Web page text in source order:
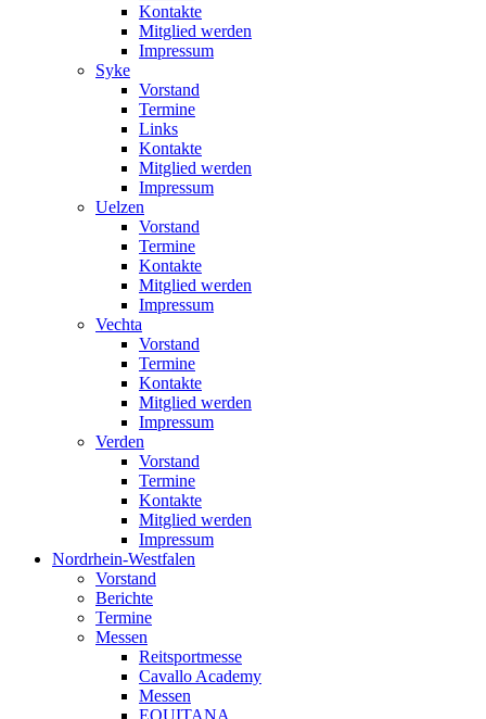
Kontakte
Mitglied werden
Impressum
Syke
Vorstand
Termine
Links
Kontakte
Mitglied werden
Impressum
Uelzen
Vorstand
Termine
Kontakte
Mitglied werden
Impressum
Vechta
Vorstand
Termine
Kontakte
Mitglied werden
Impressum
Verden
Vorstand
Termine
Kontakte
Mitglied werden
Impressum
Nordrhein-Westfalen
Vorstand
Berichte
Termine
Messen
Reitsportmesse
Cavallo Academy
Messen
EQUITANA